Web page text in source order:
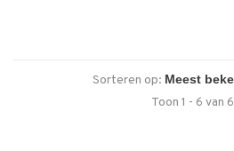
Sorteren op:
Toon 1 - 6 van 6